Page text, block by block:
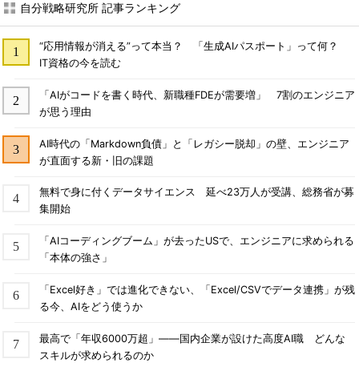
自分戦略研究所 記事ランキング
“応用情報が消える”って本当？ 「生成AIパスポート」って何？
IT資格の今を読む
「AIがコードを書く時代、新職種FDEが需要増」 7割のエンジニア
が思う理由
AI時代の「Markdown負債」と「レガシー脱却」の壁、エンジニア
が直面する新・旧の課題
無料で身に付くデータサイエンス 延べ23万人が受講、総務省が募
集開始
「AIコーディングブーム」が去ったUSで、エンジニアに求められる
「本体の強さ」
「Excel好き」では進化できない、「Excel/CSVでデータ連携」が残
る今、AIをどう使うか
最高で「年収6000万超」――国内企業が設けた高度AI職 どんな
スキルが求められるのか